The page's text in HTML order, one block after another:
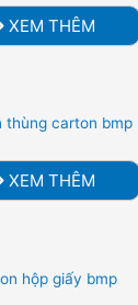
XEM THÊM
XEM THÊM